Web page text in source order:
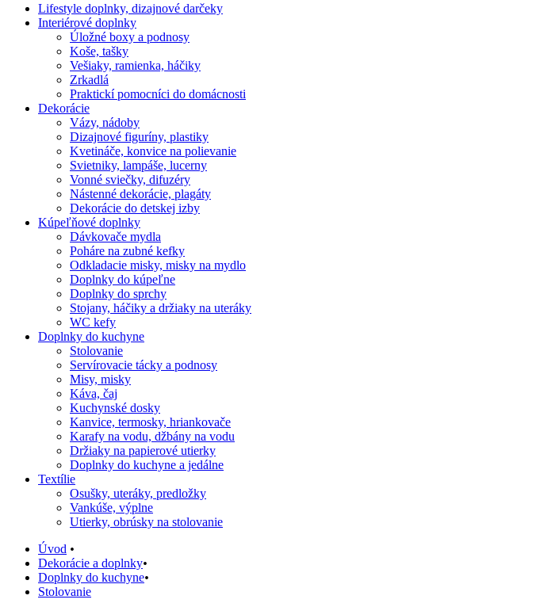
Lifestyle doplnky, dizajnové darčeky
Interiérové doplnky
Úložné boxy a podnosy
Koše, tašky
Vešiaky, ramienka, háčiky
Zrkadlá
Praktickí pomocníci do domácnosti
Dekorácie
Vázy, nádoby
Dizajnové figuríny, plastiky
Kvetináče, konvice na polievanie
Svietniky, lampáše, lucerny
Vonné sviečky, difuzéry
Nástenné dekorácie, plagáty
Dekorácie do detskej izby
Kúpeľňové doplnky
Dávkovače mydla
Poháre na zubné kefky
Odkladacie misky, misky na mydlo
Doplnky do kúpeľne
Doplnky do sprchy
Stojany, háčiky a držiaky na uteráky
WC kefy
Doplnky do kuchyne
Stolovanie
Servírovacie tácky a podnosy
Misy, misky
Káva, čaj
Kuchynské dosky
Kanvice, termosky, hriankovače
Karafy na vodu, džbány na vodu
Držiaky na papierové utierky
Doplnky do kuchyne a jedálne
Textílie
Osušky, uteráky, predložky
Vankúše, výplne
Utierky, obrúsky na stolovanie
Úvod •
Dekorácie a doplnky•
Doplnky do kuchyne•
Stolovanie